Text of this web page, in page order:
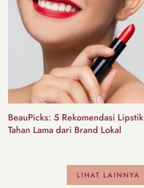
BeauPicks: 5 Rekomendasi Lipstik
Tahan Lama dari Brand Lokal
LIHAT LAINNYA